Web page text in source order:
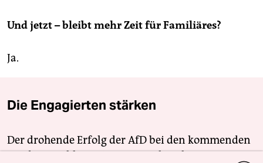
Und jetzt – bleibt mehr Zeit für Familiäres?
Ja.
Die Engagierten stärken
Der drohende Erfolg der AfD bei den kommenden
Landtagswahlen zeigt, wie stark rechtsextreme